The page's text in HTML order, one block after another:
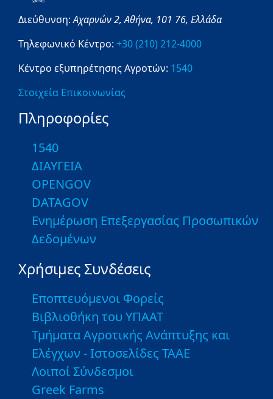
Διεύθυνση:Αχαρνών 2,Αθήνα, 101 76, Ελλάδα
Τηλεφωνικό Κέντρο: +30 (210) 212-4000
Κέντρο εξυπηρέτησης Αγροτών: 1540
Στοιχεία Επικοινωνίας
Πληροφορίες
1540
ΔΙΑΥΓΕΙΑ
OPENGOV
DATAGOV
Ενημέρωση Επεξεργασίας Προσωπικών
Δεδομένων
Χρήσιμες Συνδέσεις
Εποπτευόμενοι Φορείς
Βιβλιοθήκη του ΥΠΑΑΤ
Τμήματα Αγροτικής Ανάπτυξης και
Ελέγχων - Ιστοσελίδες ΤΑΑΕ
Λοιποί Σύνδεσμοι
Greek Farms